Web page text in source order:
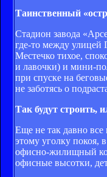
Таинственный
Стадион завода
где-то между улицей
Местечко тихое,
и лавочки) и мини-
при спуске на
не заботясь о
Так будут строить,
Еще не так давно все
этому уголку покоя,
офисно-жилищный
офисные высотки,